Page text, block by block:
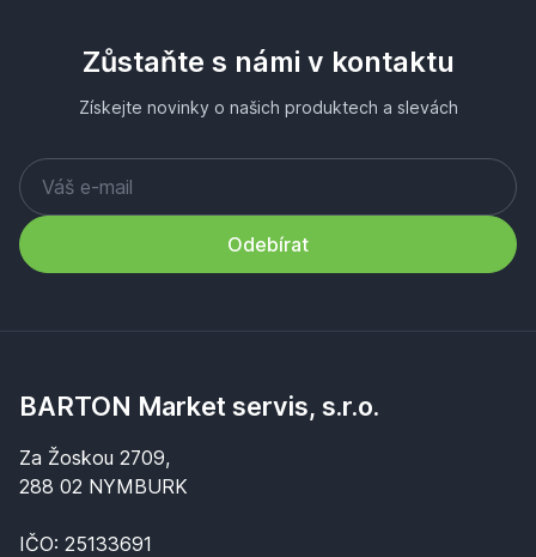
Zůstaňte s námi v kontaktu
Získejte novinky o našich produktech a slevách
Odebírat
BARTON Market servis, s.r.o.
Za Žoskou 2709,
288 02 NYMBURK
IČO: 25133691